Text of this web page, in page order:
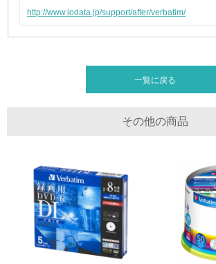
油、ガス）の使用量削減の取り組みを行っている
<L2> 資源とエネルギーの使用量の把握をし、具体
<L1> 環境配慮型製品・サービスの製造・販売を積
行っている
<L2> 環境配慮型製品・サービスの製造・販売状況
し、具体的な販売目標や計画を立てている
http://www.iodata.jp/support/after/verbatim/
一覧に戻る
その他の商品